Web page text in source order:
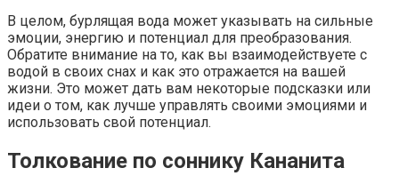
В целом, бурлящая вода может указывать на сильные
эмоции, энергию и потенциал для преобразования.
Обратите внимание на то, как вы взаимодействуете с
водой в своих снах и как это отражается на вашей
жизни. Это может дать вам некоторые подсказки или
идеи о том, как лучше управлять своими эмоциями и
использовать свой потенциал.
Толкование по соннику Кананита